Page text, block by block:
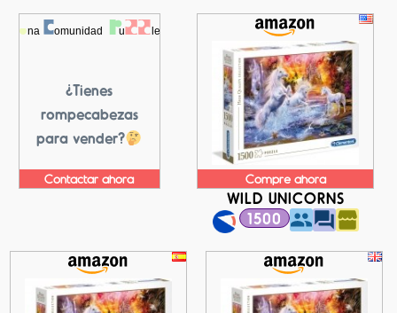
¿Tienes
rompecabezas
para vender?
Contactar ahora Compre ahora
WILD UNICORNS
1500